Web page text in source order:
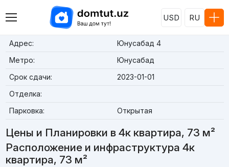
USD RU
Адрес:
Юнусабад 4
Метро:
Юнусабад
Срок сдачи:
2023-01-01
Отделка:
Парковка:
Открытая
Цены и Планировки в 4к квартира, 73 м²
Расположение и инфраструктура 4к
квартира, 73 м²